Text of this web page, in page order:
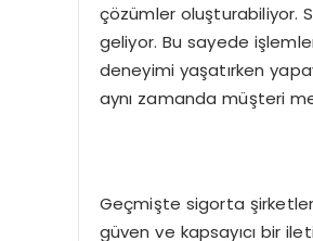
çözümler oluşturabiliyor.
geliyor. Bu sayede
deneyimi yaşatırken
aynı zamanda müşteri
Geçmişte sigorta
güven ve kapsayıcı bir